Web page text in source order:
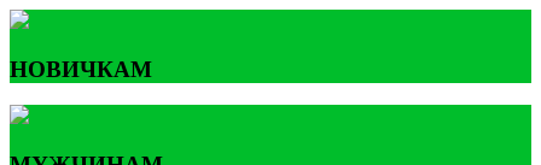
НОВИЧКАМ